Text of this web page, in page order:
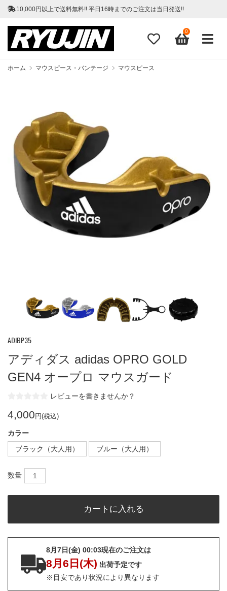
10,000円以上で送料無料!! 平日16時までのご注文は当日発送!!
0
ホーム マウスピース・バンテージ マウスピース
ADIBP35
アディダス adidas OPRO GOLD
GEN4 オープロ マウスガード
レビューを書きませんか？
4,000 円(税込)
カラー
ブラック（大人用）
ブルー（大人用）
数量
8月7日(金) 00:03現在のご注文は
8月6日(木) 出荷予定です
※目安であり状況により異なります